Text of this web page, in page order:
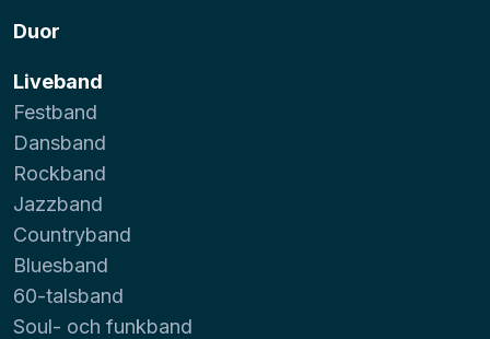
Duor
Liveband
Festband
Dansband
Rockband
Jazzband
Countryband
Bluesband
60-talsband
Soul- och funkband